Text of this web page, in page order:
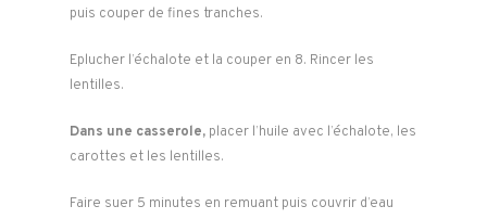
puis couper de fines tranches.
Eplucher l’échalote et la couper en 8. Rincer les
lentilles.
Dans une casserole, placer l’huile avec l’échalote, les
carottes et les lentilles.
Faire suer 5 minutes en remuant puis couvrir d’eau